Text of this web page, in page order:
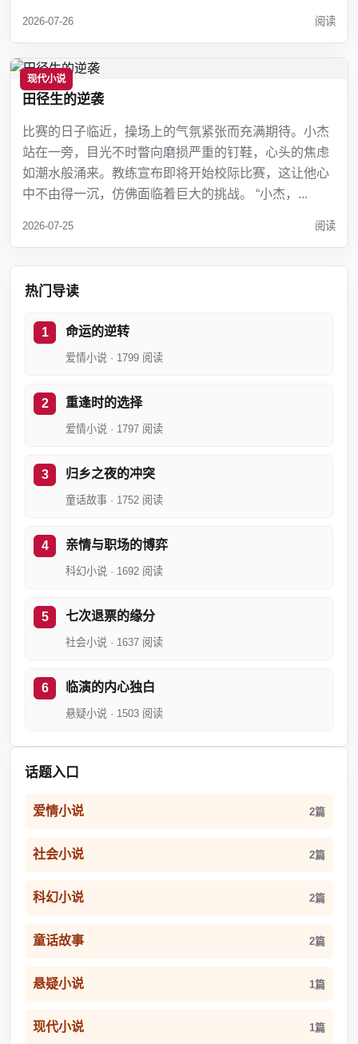
2026-07-26 阅读
现代小说
田径生的逆袭
比赛的日子临近，操场上的气氛紧张而充满期待。小杰
站在一旁，目光不时瞥向磨损严重的钉鞋，心头的焦虑
如潮水般涌来。教练宣布即将开始校际比赛，这让他心
中不由得一沉，仿佛面临着巨大的挑战。 “小杰，...
2026-07-25 阅读
热门导读
命运的逆转
爱情小说 · 1799 阅读
重逢时的选择
爱情小说 · 1797 阅读
归乡之夜的冲突
童话故事 · 1752 阅读
亲情与职场的博弈
科幻小说 · 1692 阅读
七次退票的缘分
社会小说 · 1637 阅读
临演的内心独白
悬疑小说 · 1503 阅读
话题入口
爱情小说 2篇
社会小说 2篇
科幻小说 2篇
童话故事 2篇
悬疑小说 1篇
现代小说 1篇